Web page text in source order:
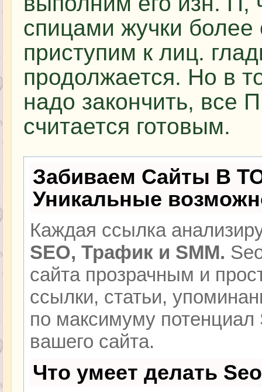
спицами жучки
приступим к лиц.
продолжается. Но в
надо закончить, все
считается готовым.
Забиваем Сайты В
Уникальные
Каждая ссылка
SEO, Трафик и SMM.
сайта прозрачным и
ссылки, статьи,
по максимуму
вашего сайта.
Что умеет делать